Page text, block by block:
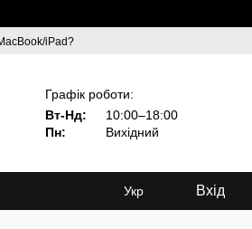
iPad?
Графік роботи:
Вт-Нд:
10:00–18:00
Пн:
Вихідний
Укр Вхід